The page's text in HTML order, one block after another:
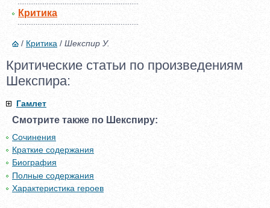
Критика
/ Критика / Шекспир У.
Критические статьи по произведениям
Шекспира:
Гамлет
Смотрите также по Шекспиру:
Сочинения
Краткие содержания
Биография
Полные содержания
Характеристика героев